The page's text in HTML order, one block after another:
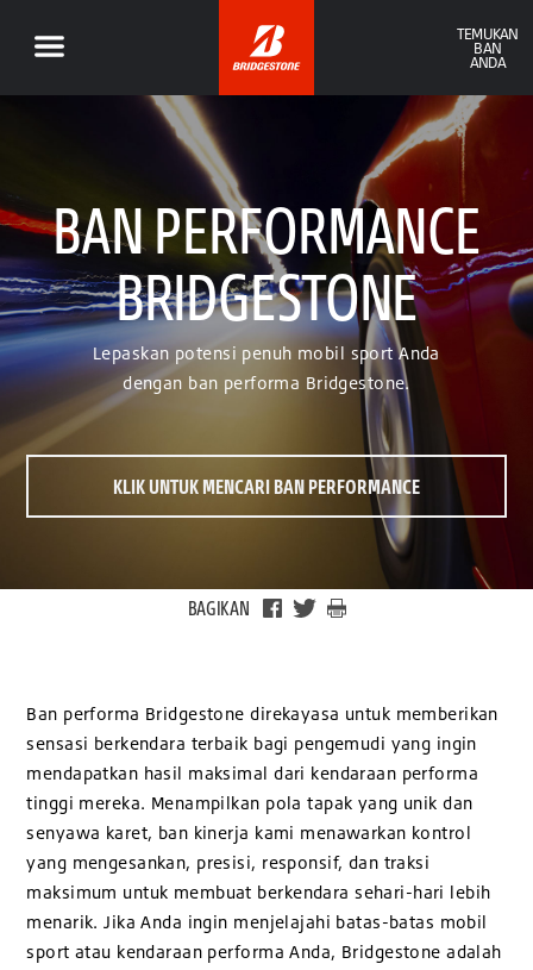
TEMUKAN
BAN
ANDA
BAN PERFORMANCE
BRIDGESTONE
Lepaskan potensi penuh mobil sport Anda
dengan ban performa Bridgestone.
KLIK UNTUK MENCARI BAN PERFORMANCE
BAGIKAN
Ban performa Bridgestone direkayasa untuk memberikan
sensasi berkendara terbaik bagi pengemudi yang ingin
mendapatkan hasil maksimal dari kendaraan performa
tinggi mereka. Menampilkan pola tapak yang unik dan
senyawa karet, ban kinerja kami menawarkan kontrol
yang mengesankan, presisi, responsif, dan traksi
maksimum untuk membuat berkendara sehari-hari lebih
menarik. Jika Anda ingin menjelajahi batas-batas mobil
sport atau kendaraan performa Anda, Bridgestone adalah